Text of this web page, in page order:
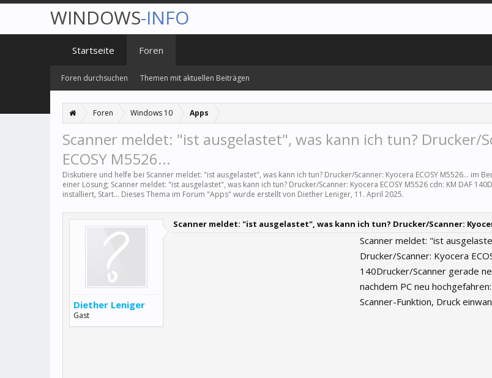
Foren Windows 10 Apps
Scanner meldet: "ist ausgelastet", was kann ich tun? Drucker/
ECOSY M5526...
Diskutiere und helfe bei Scanner meldet: "ist ausgelastet", was kann ich tun? Drucker/Scanner: Kyocera ECOSY M5526... im
einer Lösung; Scanner meldet: "ist ausgelastet", was kann ich tun? Drucker/Scanner: Kyocera ECOSY M5526 cdn: KM DAF
installiert, Start... Dieses Thema im Forum "Apps" wurde erstellt von Diether Leniger, 11. April 2025.
Diether Leniger
Gast
Scanner meldet: "ist ausgelastet", was kann ich tun? Drucker/Scanner:
Scanner meldet: "ist
Drucker/Scanner: Kyocera
140Drucker/Scanner gerade
nachdem PC neu
Scanner-Funktion, Druck
WINDOWS-INFO
Startseite Foren
Foren durchsuchen Themen mit aktuellen Beiträgen